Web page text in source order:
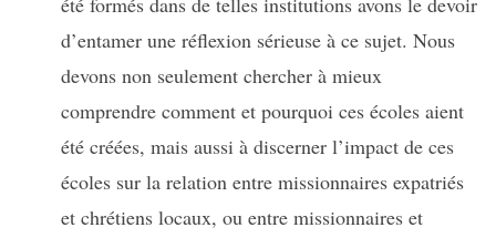
d’entamer une réflexion sérieuse à ce sujet. Nous
devons non seulement chercher à mieux
comprendre comment et pourquoi ces écoles aient
été créées, mais aussi à discerner l’impact de ces
écoles sur la relation entre missionnaires expatriés
et chrétiens locaux, ou entre missionnaires et